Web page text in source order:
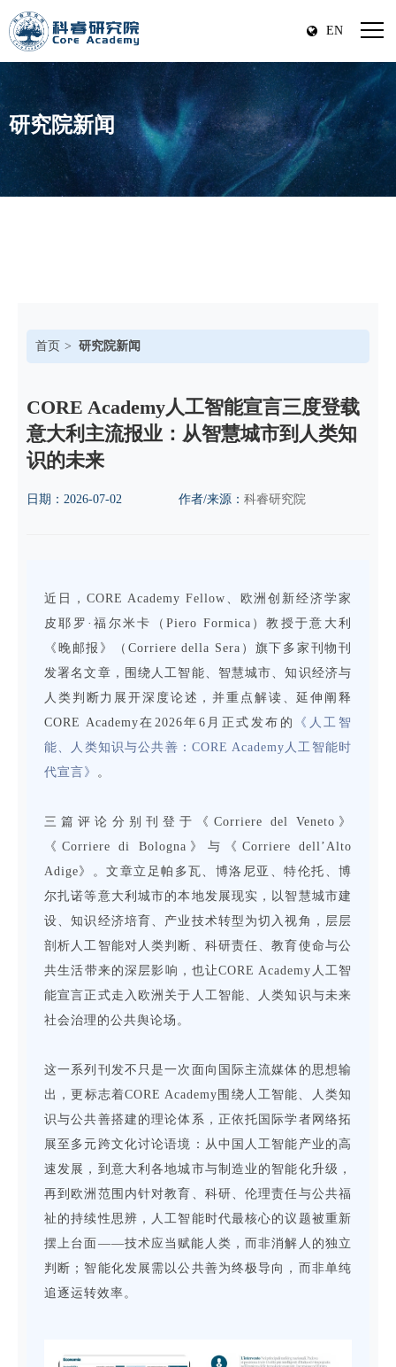
EN
研究院新闻
首页 研究院新闻
CORE Academy人工智能宣言三度登载
意大利主流报业：从智慧城市到人类知
识的未来
日期： 2026-07-02 作者/来源： 科睿研究院
近日，CORE Academy Fellow、欧洲创新经济学家
皮耶罗·福尔米卡（Piero Formica）教授于意大利
《晚邮报》（Corriere della Sera）旗下多家刊物刊
发署名文章，围绕人工智能、智慧城市、知识经济与
人类判断力展开深度论述，并重点解读、延伸阐释
CORE Academy在2026年6月正式发布的
《人工智
能、人类知识与公共善：CORE Academy人工智能时
代宣言》
。
三篇评论分别刊登于《Corriere del Veneto》
《Corriere di Bologna》与《Corriere dell’Alto
Adige》。文章立足帕多瓦、博洛尼亚、特伦托、博
尔扎诺等意大利城市的本地发展现实，以智慧城市建
设、知识经济培育、产业技术转型为切入视角，层层
剖析人工智能对人类判断、科研责任、教育使命与公
共生活带来的深层影响，也让CORE Academy人工智
能宣言正式走入欧洲关于人工智能、人类知识与未来
社会治理的公共舆论场。
这一系列刊发不只是一次面向国际主流媒体的思想输
出，更标志着CORE Academy围绕人工智能、人类知
识与公共善搭建的理论体系，正依托国际学者网络拓
展至多元跨文化讨论语境：从中国人工智能产业的高
速发展，到意大利各地城市与制造业的智能化升级，
再到欧洲范围内针对教育、科研、伦理责任与公共福
祉的持续性思辨，人工智能时代最核心的议题被重新
摆上台面——技术应当赋能人类，而非消解人的独立
判断；智能化发展需以公共善为终极导向，而非单纯
追逐运转效率。